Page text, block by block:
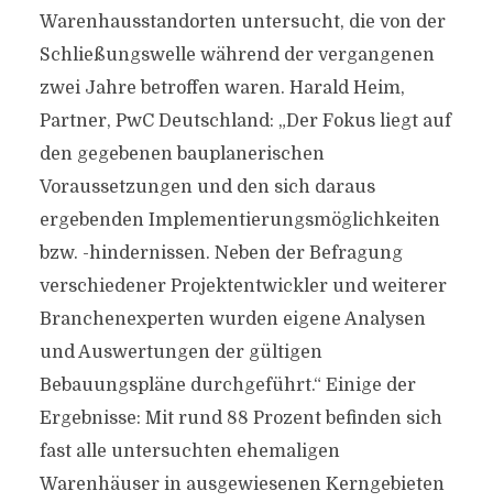
Warenhausstandorten untersucht, die von der
Schließungswelle während der vergangenen
zwei Jahre betroffen waren. Harald Heim,
Partner, PwC Deutschland: „Der Fokus liegt auf
den gegebenen bauplanerischen
Voraussetzungen und den sich daraus
ergebenden Implementierungsmöglichkeiten
bzw. -hindernissen. Neben der Befragung
verschiedener Projektentwickler und weiterer
Branchenexperten wurden eigene Analysen
und Auswertungen der gültigen
Bebauungspläne durchgeführt.“ Einige der
Ergebnisse: Mit rund 88 Prozent befinden sich
fast alle untersuchten ehemaligen
Warenhäuser in ausgewiesenen Kerngebieten